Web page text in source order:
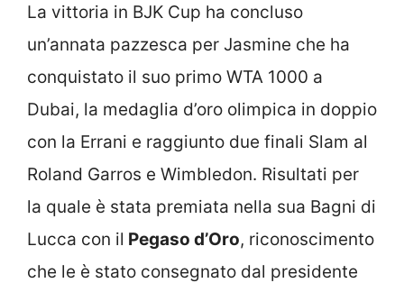
La vittoria in BJK Cup ha concluso
un’annata pazzesca per Jasmine che ha
conquistato il suo primo WTA 1000 a
Dubai, la medaglia d’oro olimpica in doppio
con la Errani e raggiunto due finali Slam al
Roland Garros e Wimbledon. Risultati per
la quale è stata premiata nella sua Bagni di
Lucca con il Pegaso d’Oro, riconoscimento
che le è stato consegnato dal presidente